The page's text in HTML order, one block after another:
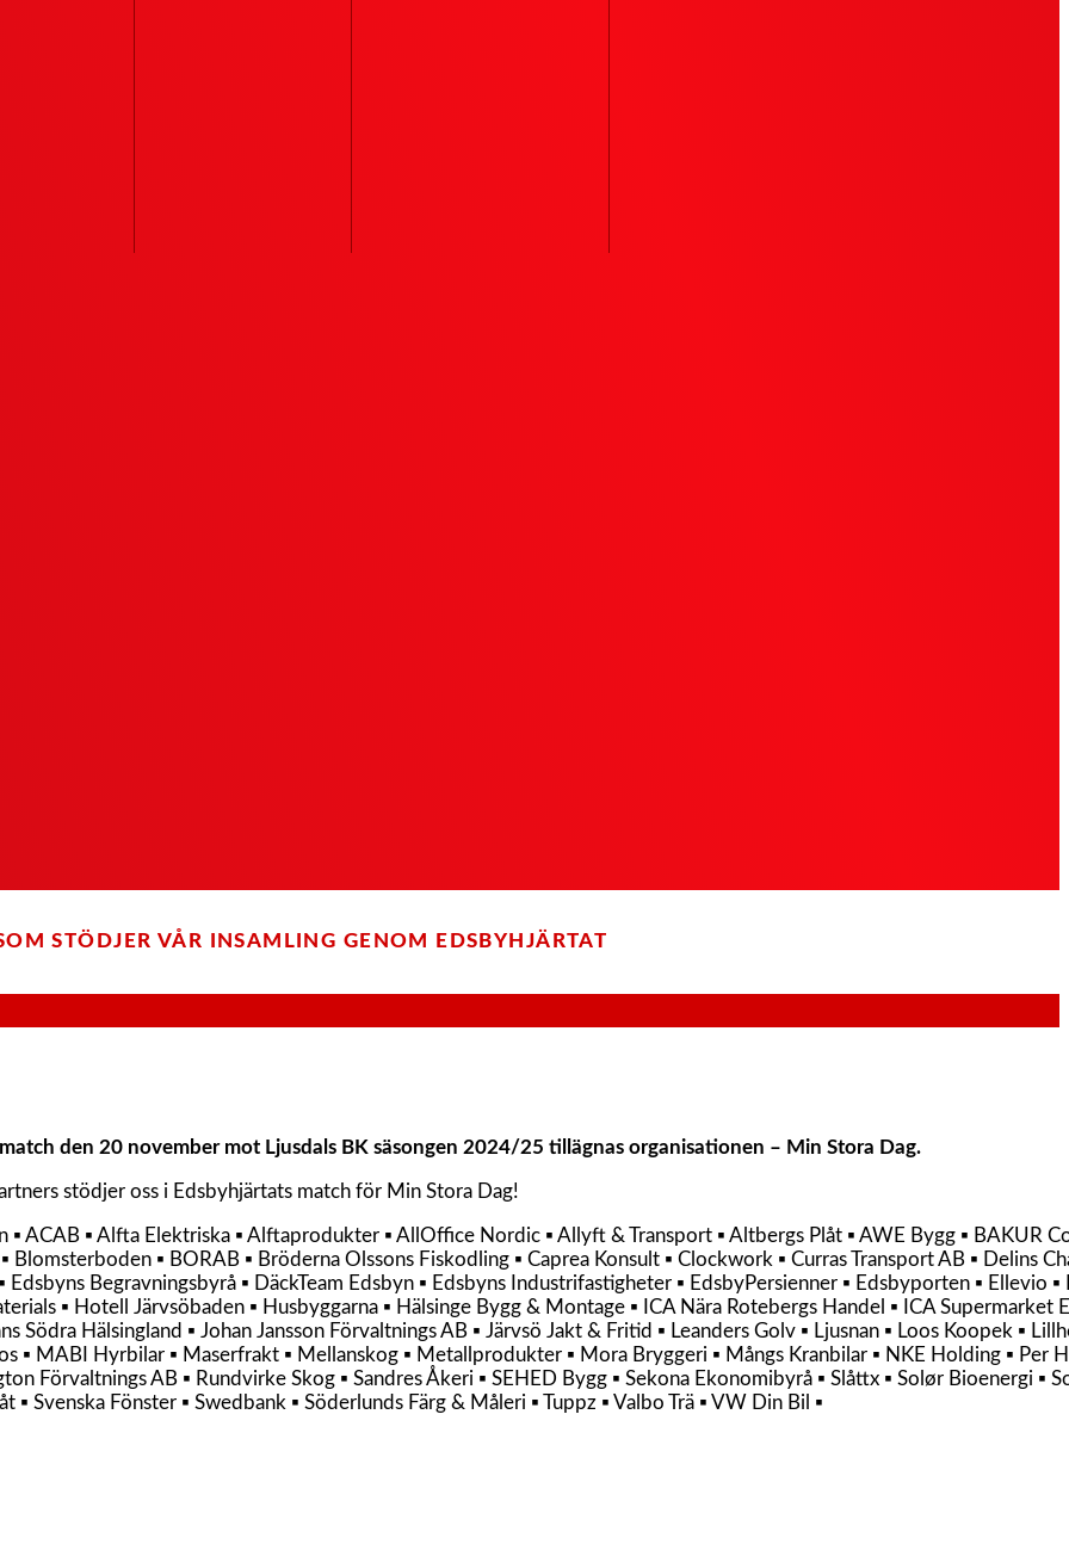
STÖDJER VÅR INSAMLING GENOM EDSBYHJÄRTAT
den 20 november mot Ljusdals BK säsongen 2024/25 tillägnas organisationen – Min Stora Dag.
stödjer oss i Edsbyhjärtats match för Min Stora Dag!
▪ ACAB ▪ Alfta Elektriska ▪ Alftaprodukter ▪ AllOffice Nordic ▪ Allyft & Transport ▪ Altbergs Plåt ▪ AWE Bygg ▪ BAKUR
Blomsterboden ▪ BORAB ▪ Bröderna Olssons Fiskodling ▪ Caprea Konsult ▪ Clockwork ▪ Curras Transport AB ▪ Delins
Edsbyns Begravningsbyrå ▪ DäckTeam Edsbyn ▪ Edsbyns Industrifastigheter ▪ EdsbyPersienner ▪ Edsbyporten ▪ Ellevio
▪ Hotell Järvsöbaden ▪ Husbyggarna ▪ Hälsinge Bygg & Montage ▪ ICA Nära Rotebergs Handel ▪ ICA Supermarket
Södra Hälsingland ▪ Johan Jansson Förvaltnings AB ▪ Järvsö Jakt & Fritid ▪ Leanders Golv ▪ Ljusnan ▪ Loos Koopek ▪
▪ MABI Hyrbilar ▪ Maserfrakt ▪ Mellanskog ▪ Metallprodukter ▪ Mora Bryggeri ▪ Mångs Kranbilar ▪ NKE Holding ▪ Per
Förvaltnings AB ▪ Rundvirke Skog ▪ Sandres Åkeri ▪ SEHED Bygg ▪ Sekona Ekonomibyrå ▪ Slåttx ▪ Solør Bioenergi ▪
▪ Svenska Fönster ▪ Swedbank ▪ Söderlunds Färg & Måleri ▪ Tuppz ▪ Valbo Trä ▪ VW Din Bil ▪